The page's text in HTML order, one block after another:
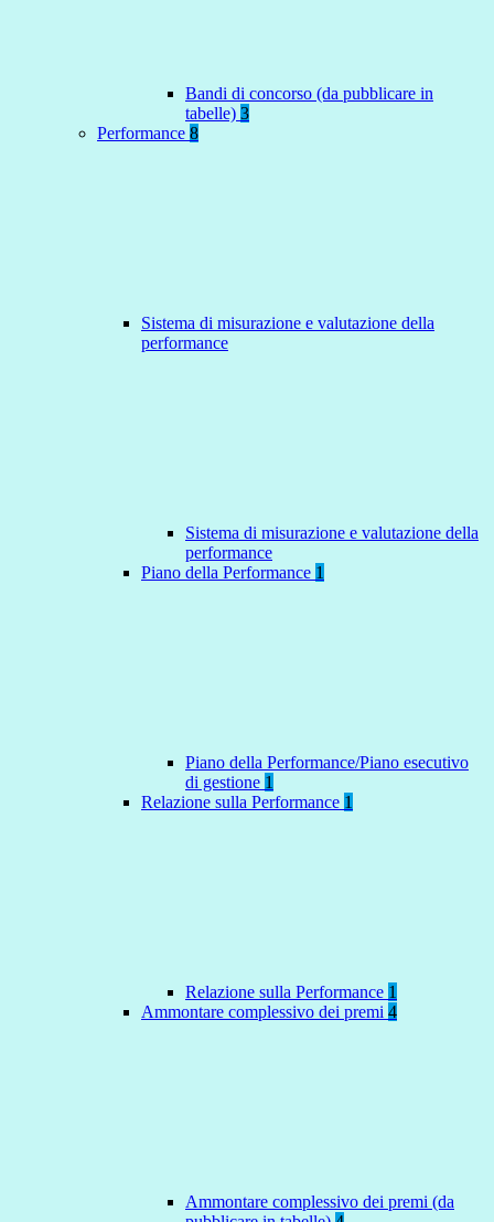
Bandi di concorso (da pubblicare in
tabelle) 3
Performance 8
Sistema di misurazione e valutazione della
performance
Sistema di misurazione e valutazione della
performance
Piano della Performance 1
Piano della Performance/Piano esecutivo
di gestione 1
Relazione sulla Performance 1
Relazione sulla Performance 1
Ammontare complessivo dei premi 4
Ammontare complessivo dei premi (da